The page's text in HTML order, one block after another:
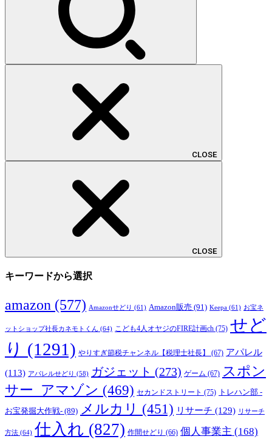
CLOSE
CLOSE
キーワードから選択
amazon (577) Amazonせどり (61) Amazon販売 (91) Keepa (61) お宝ネ
ットショップ社長カネモトくん (64) こども4人オヤジのFIRE計画ch (75) せど
り (1291) やりすぎ節税チャンネル【税理士社長】 (67) アパレル
(113) アパレルせどり (58) ガジェット (273) ゲーム (67) スポン
サー_アマゾン (469) セカンドストリート (75) トレハン部 -
お宝発掘大作戦- (89) メルカリ (451) リサーチ (129) リサーチ
方法 (64) 仕入れ (827) 作間せどり (66) 個人事業主 (168)